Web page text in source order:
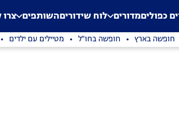
Application error: a
. כפוליםמדורים לוח שידוריםהשותפים
חופשה בארץ חופשה בחו"ל מטיילים עם ילדים